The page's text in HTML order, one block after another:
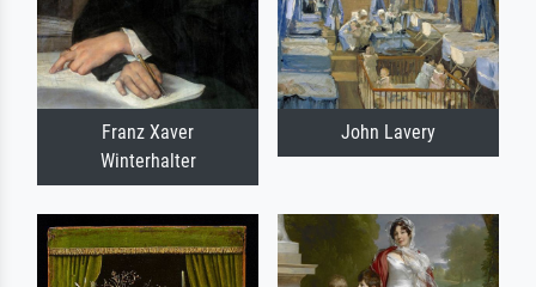
Franz Xaver
Winterhalter
John Lavery